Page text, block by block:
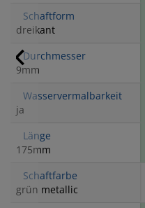
Schaftform
dreikant
Durchmesser
9mm
Wasservermalbarkeit
ja
Länge
175mm
Schaftfarbe
grün metallic